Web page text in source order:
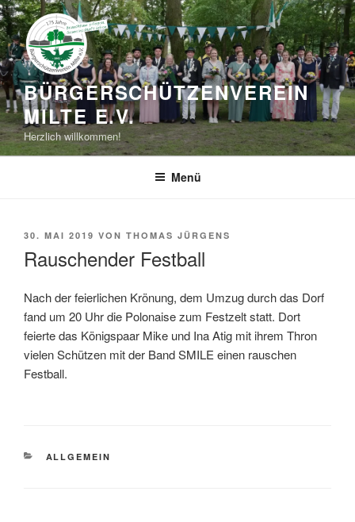
Zum
Inhalt
springen
BÜRGERSCHÜTZEN­VEREIN
MILTE E.V.
Herzlich willkommen!
Menü
VERÖFFENTLICHT
30. MAI 2019 VON THOMAS JÜRGENS
Rauschender Festball
Nach der feierlichen Krönung, dem Umzug durch das Dorf
fand um 20 Uhr die Polonaise zum Festzelt statt. Dort
feierte das Königspaar Mike und Ina Atig mit ihrem Thron
vielen Schützen mit der Band SMILE einen rauschen
Festball.
KATEGORIEN
ALLGEMEIN